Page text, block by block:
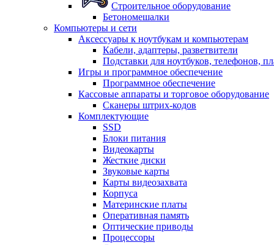
Строительное оборудование
Бетономешалки
Компьютеры и сети
Аксессуары к ноутбукам и компьютерам
Кабели, адаптеры, разветвители
Подставки для ноутбуков, телефонов,
Игры и программное обеспечение
Программное обеспечение
Кассовые аппараты и торговое оборудование
Сканеры штрих-кодов
Комплектующие
SSD
Блоки питания
Видеокарты
Жесткие диски
Звуковые карты
Карты видеозахвата
Корпуса
Материнские платы
Оперативная память
Оптические приводы
Процессоры